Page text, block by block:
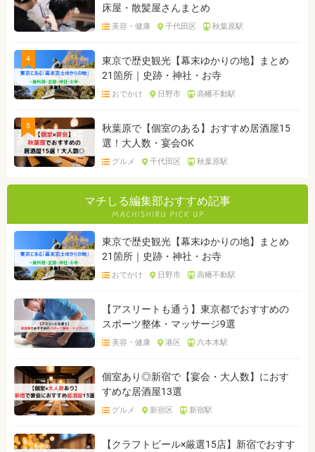
床屋・散髪屋さんまとめ
美容・健康 千代田区 秋葉原駅
4
東京で歴史観光【幕末ゆかりの地】まとめ
21箇所｜史跡・神社・お寺
おでかけ 日野市 高幡不動駅
5
秋葉原で【個室のある】おすすめ居酒屋15
選！大人数・宴会OK
グルメ 千代田区 秋葉原駅
マチしる編集部おすすめ記事
東京で歴史観光【幕末ゆかりの地】まとめ
21箇所｜史跡・神社・お寺
おでかけ 日野市 高幡不動駅
【アスリートも通う】東京都でおすすめの
スポーツ整体・マッサージ9選
美容・健康 港区 六本木駅
個室あり◎新宿で【宴会・大人数】におす
すめな居酒屋13選
グルメ 新宿区 新宿駅
【クラフトビール×厳選15店】新宿でおすす